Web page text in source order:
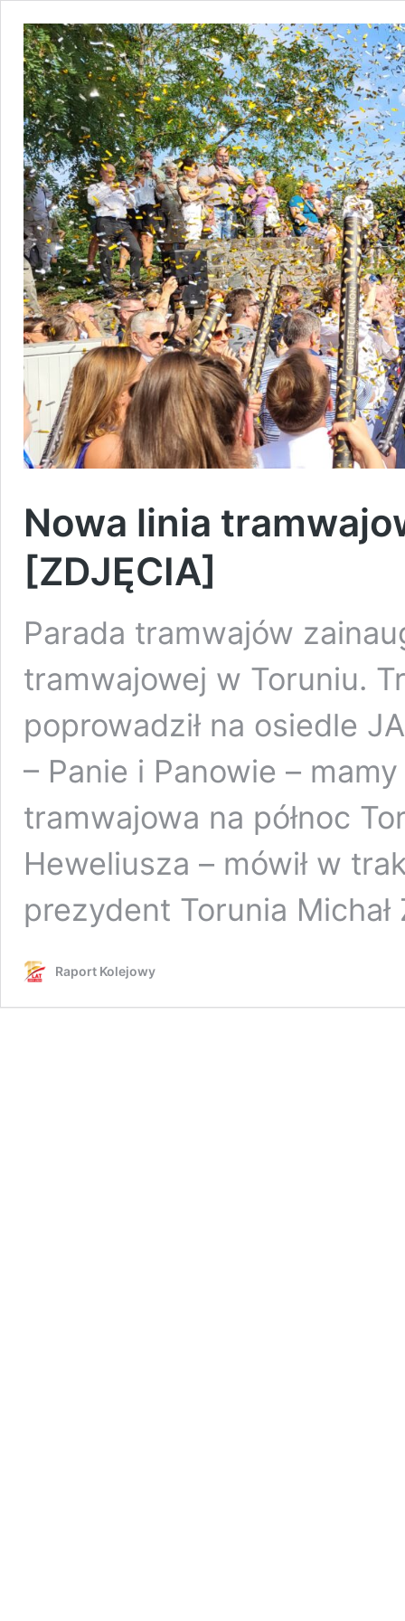
Nowa linia
[ZDJĘCIA]
Parada tramwajów
tramwajowej w Toruniu.
poprowadził na osiedle
– Panie i Panowie –
tramwajowa na północ
Heweliusza – mówił w
prezydent Torunia
Raport Kolejowy